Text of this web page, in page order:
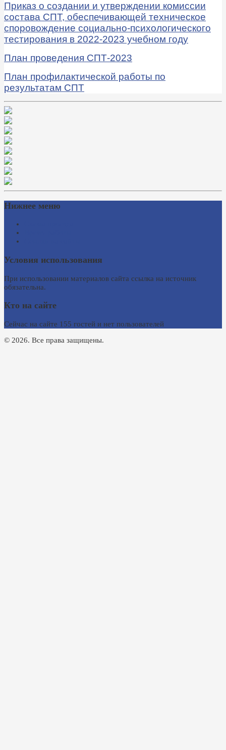
Приказ о создании и утверждении комиссии
состава СПТ, обеспечивающей техническое
споровождение социально-психологического
тестирования в 2022-2023 учебном году
План проведения СПТ-2023
План профилактической работы по
результатам СПТ
Нижнее меню
Условия использования
При использовании материалов сайта ссылка на источник
обязательна.
Кто на сайте
Сейчас на сайте 155 гостей и нет пользователей
© 2026. Все права защищены.